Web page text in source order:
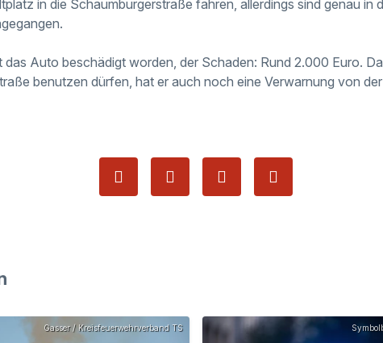
in die Schaumburgerstraße fahren, allerdings sind genau in
das Auto beschädigt worden, der Schaden: Rund 2.000 Euro.
benutzen dürfen, hat er auch noch eine Verwarnung von
Gasser / Kreisfeuerwehrverband TS